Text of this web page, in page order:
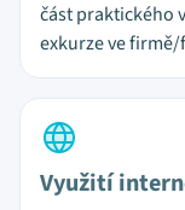
část praktického
exkurze ve
Využití